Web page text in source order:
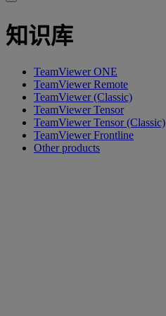
知识库
TeamViewer ONE
TeamViewer Remote
TeamViewer (Classic)
TeamViewer Tensor
TeamViewer Tensor (Classic)
TeamViewer Frontline
Other products